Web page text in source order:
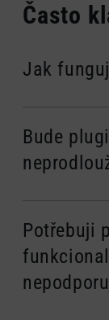
Často
Jak
Bude
Potřebuji